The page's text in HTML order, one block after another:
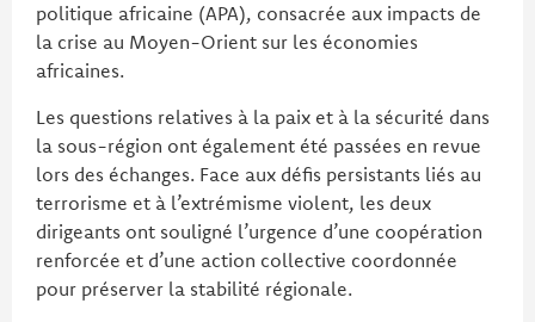
politique africaine (APA), consacrée aux impacts de
la crise au Moyen-Orient sur les économies
africaines.
Les questions relatives à la paix et à la sécurité dans
la sous-région ont également été passées en revue
lors des échanges. Face aux défis persistants liés au
terrorisme et à l’extrémisme violent, les deux
dirigeants ont souligné l’urgence d’une coopération
renforcée et d’une action collective coordonnée
pour préserver la stabilité régionale.